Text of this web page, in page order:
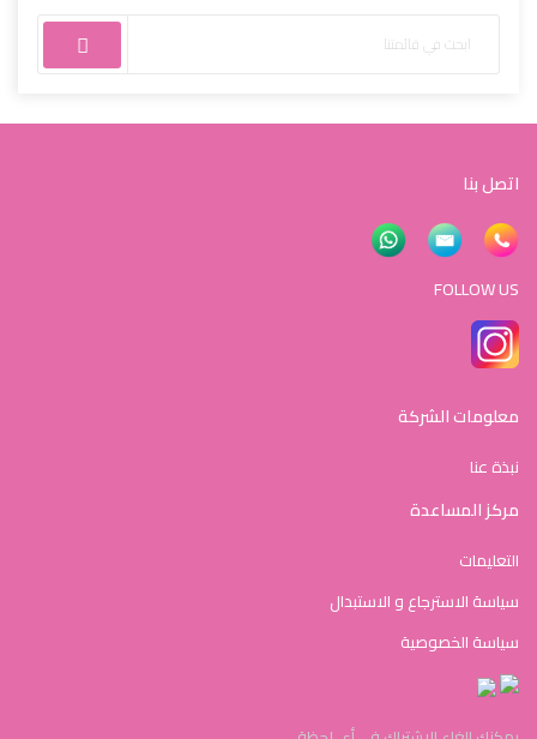
اتصل بنا
FOLLOW US
معلومات الشركة
نبذة عنا
مركز المساعدة
التعليمات
سياسة الاسترجاع و الاستبدال
سياسة الخصوصية